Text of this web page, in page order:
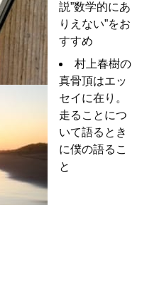
説”数学的にあ
りえない”をお
すすめ
村上春樹の
真骨頂はエッ
セイに在り。
走ることにつ
いて語るとき
に僕の語るこ
と